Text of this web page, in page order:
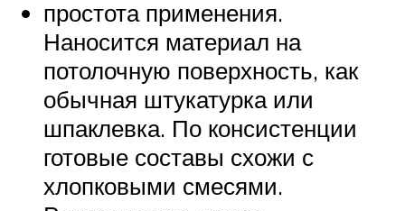
простота применения.
Наносится материал на
потолочную поверхность, как
обычная штукатурка или
шпаклевка. По консистенции
готовые составы схожи с
хлопковыми смесями.